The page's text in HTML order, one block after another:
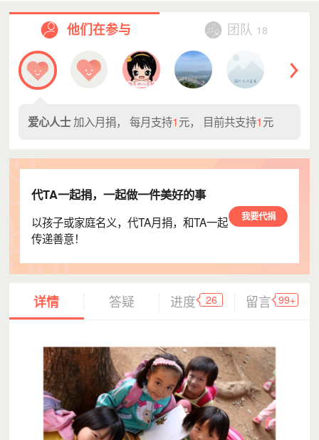
他们在参与 团队 18
爱心人士加入月捐， 每月支持1元， 目前共支持1元
代TA一起捐，一起做一件美好的事
以孩子或家庭名义，代TA月捐，和TA一起
传递善意！
我要代捐
详情 答疑 进度 26 留言 99+